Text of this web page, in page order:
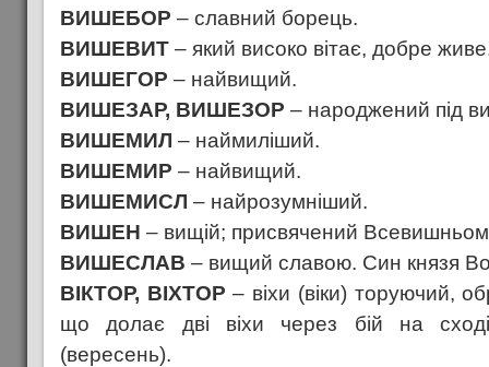
ВИШЕБОР – славний борець.
ВИШЕВИТ – який високо вітає, добре
ВИШЕГОР – найвищий.
ВИШЕЗАР, ВИШЕЗОР – народжений під
ВИШЕМИЛ – наймиліший.
ВИШЕМИР – найвищий.
ВИШЕМИСЛ – найрозумніший.
ВИШЕН – вищій; присвячений
ВИШЕСЛАВ – вищий славою. Син князя
ВІКТОР, ВІХТОР – віхи (віки) торуючий,
що долає дві віхи через бій на
(вересень).